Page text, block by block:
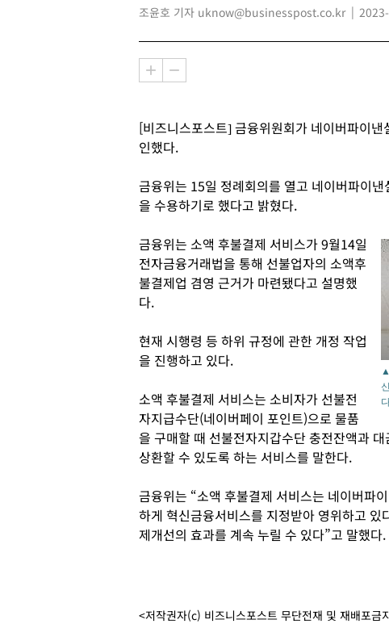
조윤호 기자 uknow@businesspost.co.kr
[비즈니스포스트] 금융위원회가 네이버파이
인했다.
금융위는 15일 정례회의를 열고 네이버파이
을 수용하기로 했다고 밝혔다.
▲
금융위는 소액 후불결제 서비스가 9월14일
전자금융거래법을 통해 선불업자의 소액후
불결제업 겸영 근거가 마련됐다고 설명했
다.
현재 시행령 등 하위 규정에 관한 개정 작업
을 진행하고 있다.
소액 후불결제 서비스는 소비자가 선불전
자지급수단(네이버페이 포인트)으로 물품
을 구매할 때 선불전자지갑수단 충전잔액과
상환할 수 있도록 하는 서비스를 말한다.
금융위는 “소액 후불결제 서비스는 네이버파
하게 혁신금융서비스를 지정받아 영위하고
제개선의 효과를 계속 누릴 수 있다”고 말했다
<저작권자(c) 비즈니스포스트 무단전재 및 재배포금